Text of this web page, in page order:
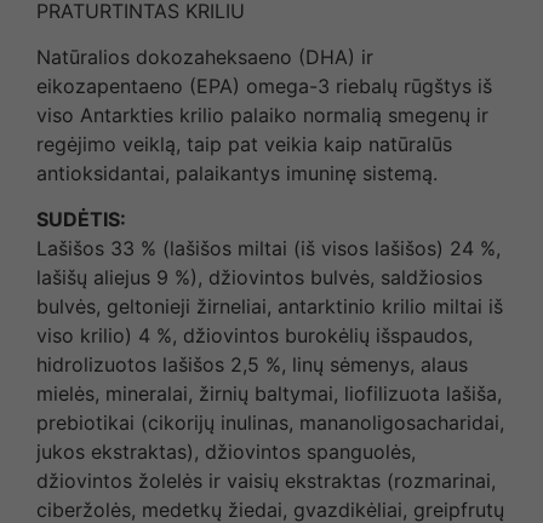
PRATURTINTAS KRILIU
Natūralios dokozaheksaeno (DHA) ir
eikozapentaeno (EPA) omega-3 riebalų rūgštys iš
viso Antarkties krilio palaiko normalią smegenų ir
regėjimo veiklą, taip pat veikia kaip natūralūs
antioksidantai, palaikantys imuninę sistemą.
SUDĖTIS:
Lašišos 33 % (lašišos miltai (iš visos lašišos) 24 %,
lašišų aliejus 9 %), džiovintos bulvės, saldžiosios
bulvės, geltonieji žirneliai, antarktinio krilio miltai iš
viso krilio) 4 %, džiovintos burokėlių išspaudos,
hidrolizuotos lašišos 2,5 %, linų sėmenys, alaus
mielės, mineralai, žirnių baltymai, liofilizuota lašiša,
prebiotikai (cikorijų inulinas, mananoligosacharidai,
jukos ekstraktas), džiovintos spanguolės,
džiovintos žolelės ir vaisių ekstraktas (rozmarinai,
ciberžolės, medetkų žiedai, gvazdikėliai, greipfrutų